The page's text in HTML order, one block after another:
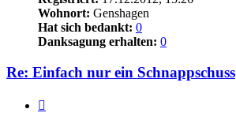
Wohnort: Genshagen
Hat sich bedankt: 0
Danksagung erhalten: 0
Re: Einfach nur ein Schnappschuss